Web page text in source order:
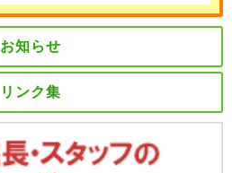
お知らせ
リンク集